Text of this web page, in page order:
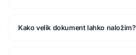
Kako velik dokument lahko naložim?